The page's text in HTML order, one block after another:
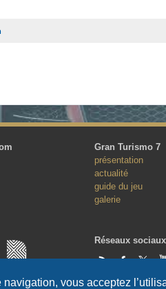
navigation, vous acceptez
Gran Turismo 7
présentation
actualité
guide du jeu
galerie
Réseaux sociaux